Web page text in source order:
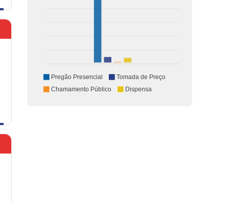
Pregão Presencial
Tomada de Preço
Chamamento Público
Dispensa